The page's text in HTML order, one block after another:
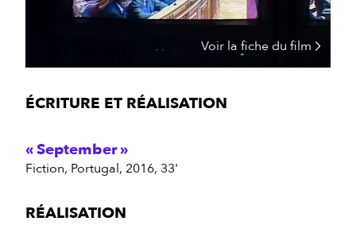
Voir la fiche du film
ÉCRITURE ET RÉALISATION
September
fiction, Portugal, 2016, 33'
RÉALISATION